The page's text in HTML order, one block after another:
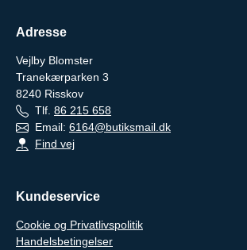
Adresse
Vejlby Blomster
Tranekærparken 3
8240 Risskov
Tlf. 86 215 658
Email: 6164@butiksmail.dk
Find vej
Kundeservice
Cookie og Privatlivspolitik
Handelsbetingelser